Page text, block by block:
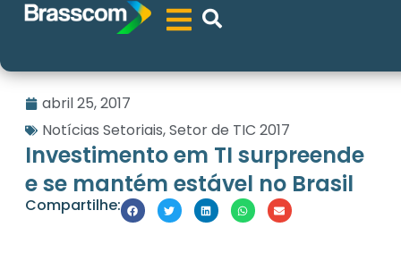
abril 25, 2017
Notícias Setoriais,Setor de TIC 2017
Investimento em TI surpreende
e se mantém estável no Brasil
Compartilhe: